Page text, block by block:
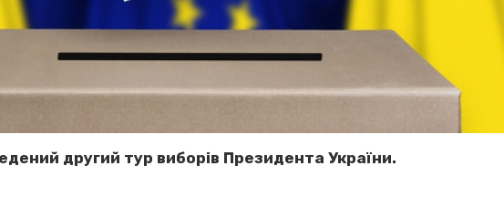
другий тур виборів Президента України.